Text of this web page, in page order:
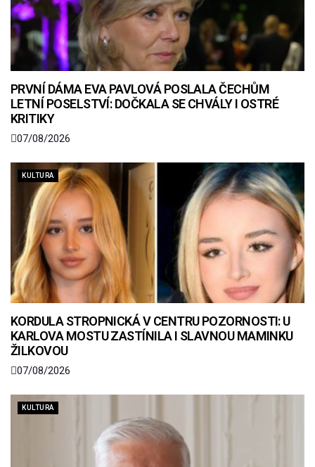
PRVNÍ DÁMA EVA PAVLOVÁ POSLALA ČECHŮM
LETNÍ POSELSTVÍ: DOČKALA SE CHVÁLY I OSTRÉ
KRITIKY
07/08/2026
KULTURA
KORDULA STROPNICKÁ V CENTRU POZORNOSTI: U
KARLOVA MOSTU ZASTÍNILA I SLAVNOU MAMINKU
ŽILKOVOU
07/08/2026
KULTURA